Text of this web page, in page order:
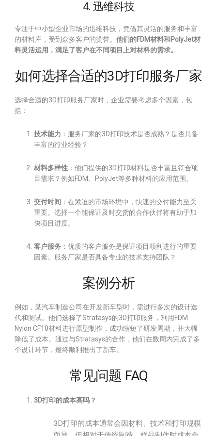
4. 迅维科技
专注于中小型企业市场的迅维科技，凭借其灵活的服务和丰富
的材料库，受到众多客户的赞誉。 他们的FDM材料和PolyJet材
料灵活运用，满足了客户在不同项目上对材料的需求。
如何选择合适的3D打印服务厂家
选择合适的3D打印服务厂家时，企业需要考虑多个因素，包
括：
技术能力 ：服务厂家的3D打印技术是否成熟？是否具备
丰富的行业经验？
材料多样性 ：他们提供的3D打印材料是否丰富且符合项
目需求？例如FDM、PolyJet等多种材料的应用范围。
交付时间 ：在紧迫的市场环境中，快速的交付能力至关
重要。选择一个能保证及时交货的合作伙伴将有助于加
快项目进度。
客户服务 ：优质的客户服务是保证项目顺利进行的重要
因素。服务厂家是否具备专业的技术支持团队？
案例分析
例如，某汽车制造公司在开发新车型时，需进行多次的设计迭
代和测试。他们选择了Stratasys的3D打印服务，利用FDM
Nylon CF10材料进行原型制作，成功缩短了研发周期，并大幅
降低了成本。通过与Stratasys的合作，他们在数周内完成了多
个设计环节，最终顺利推出了新车。
常见问题 FAQ
3D打印的成本高吗？
3D打印的成本通常会因材料、技术和打印规模